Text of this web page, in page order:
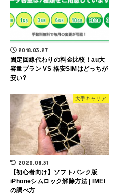
2018.03.27
固定回線代わりの料金比較！au大
容量プラン VS 格安SIMはどっちが
安い?
大手キャリア
2020.08.31
【初心者向け】ソフトバンク版
iPhoneシムロック解除方法 | IMEI
の調べ方